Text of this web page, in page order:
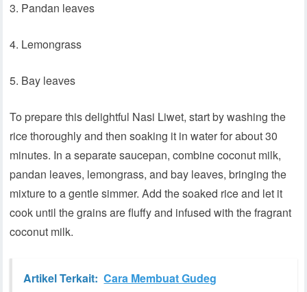
3. Pandan leaves
4. Lemongrass
5. Bay leaves
To prepare this delightful Nasi Liwet, start by washing the
rice thoroughly and then soaking it in water for about 30
minutes. In a separate saucepan, combine coconut milk,
pandan leaves, lemongrass, and bay leaves, bringing the
mixture to a gentle simmer. Add the soaked rice and let it
cook until the grains are fluffy and infused with the fragrant
coconut milk.
Artikel Terkait: Cara Membuat Gudeg